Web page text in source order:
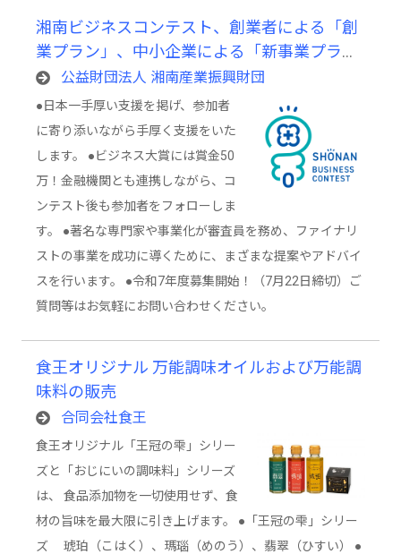
湘南ビジネスコンテスト、創業者による「創
業プラン」、中小企業による「新事業プラ
ン」を発表するビジネスコンテスト
公益財団法人 湘南産業振興財団
●日本一手厚い支援を掲げ、参加者
に寄り添いながら手厚く支援をいた
します。 ●ビジネス大賞には賞金50
万！金融機関とも連携しながら、コ
ンテスト後も参加者をフォローしま
す。 ●著名な専門家や事業化が審査員を務め、ファイナリ
ストの事業を成功に導くために、まざまな提案やアドバイ
スを行います。 ●令和7年度募集開始！（7月22日締切）ご
質問等はお気軽にお問い合わせください。
食王オリジナル 万能調味オイルおよび万能調
味料の販売
合同会社食王
食王オリジナル「王冠の雫」シリー
ズと「おじにいの調味料」シリーズ
は、 食品添加物を一切使用せず、食
材の旨味を最大限に引き上げます。 ●「王冠の雫」シリー
ズ 琥珀（こはく）、瑪瑙（めのう）、翡翠（ひすい） ●